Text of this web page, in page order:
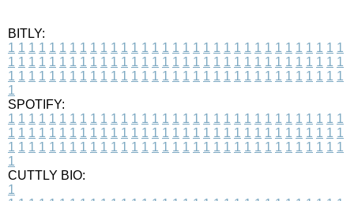
BITLY:
1 1 1 1 1 1 1 1 1 1 1 1 1 1 1 1 1 1 1 1 1 1 1 1 1 1 1 1 1 1 1 1 1
1 1 1 1 1 1 1 1 1 1 1 1 1 1 1 1 1 1 1 1 1 1 1 1 1 1 1 1 1 1 1 1 1
1 1 1 1 1 1 1 1 1 1 1 1 1 1 1 1 1 1 1 1 1 1 1 1 1 1 1 1 1 1 1 1 1
1
SPOTIFY:
1 1 1 1 1 1 1 1 1 1 1 1 1 1 1 1 1 1 1 1 1 1 1 1 1 1 1 1 1 1 1 1 1
1 1 1 1 1 1 1 1 1 1 1 1 1 1 1 1 1 1 1 1 1 1 1 1 1 1 1 1 1 1 1 1 1
1 1 1 1 1 1 1 1 1 1 1 1 1 1 1 1 1 1 1 1 1 1 1 1 1 1 1 1 1 1 1 1 1
1
CUTTLY BIO:
1